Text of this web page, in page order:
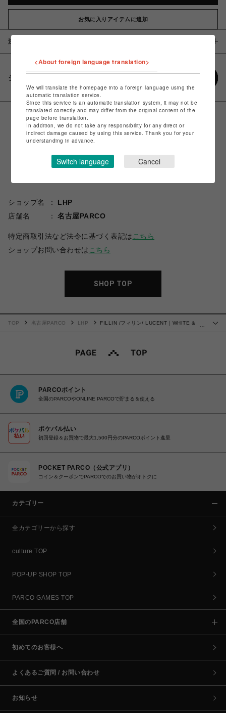
お気に入りアイテムに追加
注意事項
シェアする
ショップ名
LHP
店舗名
名古屋PARCO
特定商取引法など法令に基づく表記は こちら
ショップお問い合わせは こちら
SHOP TOP
…
TOP 名古屋PARCO LHP
FILLIN /フィリン/ LUCENT｜WHITE &
PARCOポイント
全国のPARCOやONLINE PARCOで貯まる＆使える
ポケパル払い
初回登録＆お買物で最大1,500円分のPARCOポイント進呈
POCKET PARCO（公式アプリ）
コイン＆クーポンでPARCOでのお買い物がオトクに
カテゴリー
全カテゴリーから探す
culture TOP
POP-UP SHOP TOP
PARCO GAMES TOP
全国のPARCO店舗
初めてのお客様へ
よくあるご質問 / お問い合わせ
お知らせ
<About foreign language translation>
We will translate the homepage into a foreign language using the
automatic translation service.
Since this service is an automatic translation system, it may not be
translated correctly and may differ from the original content of the
page before translation.
In addition, we do not take any responsibility for any direct or
indirect damage caused by using this service. Thank you for your
understanding in advance.
Switch language Cancel